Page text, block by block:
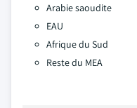
Arabie saoudite
EAU
Afrique du Sud
Reste du MEA